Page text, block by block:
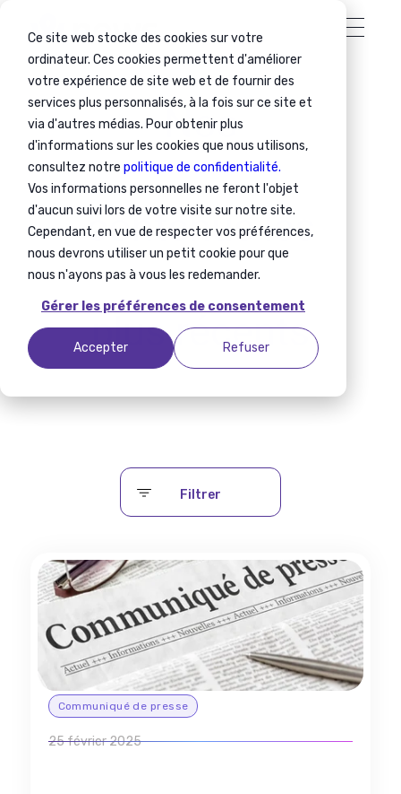
Ce site web stocke des cookies sur votre
ordinateur. Ces cookies permettent d'améliorer
votre expérience de site web et de fournir des
services plus personnalisés, à la fois sur ce site et
via d'autres médias. Pour obtenir plus
d'informations sur les cookies que nous utilisons,
consultez notre politique de confidentialité.
Vos informations personnelles ne feront l'objet
d'aucun suivi lors de votre visite sur notre site.
Cependant, en vue de respecter vos préférences,
nous devrons utiliser un petit cookie pour que
nous n'ayons pas à vous les redemander.
Gérer les préférences de consentement
Accepter Refuser
Nos
contenus les
plus récents
Filtrer
Communiqué de presse
25 février 2025